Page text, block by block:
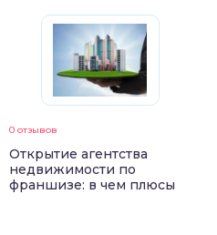
0 отзывов
Открытие агентства
недвижимости по
франшизе: в чем плюсы